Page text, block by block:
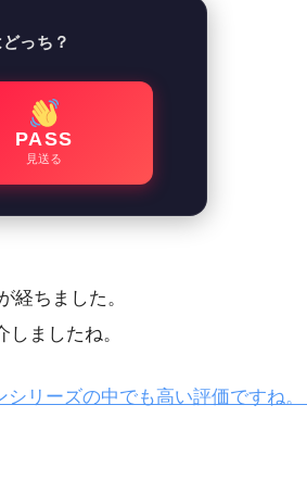
っち？
PASS
見送る
経ちました。
ましたね。
リーズの中でも高い評価ですね。 |